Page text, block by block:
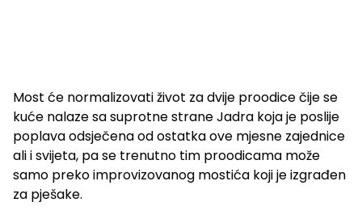
Most će normalizovati život za dvije proodice čije se
kuće nalaze sa suprotne strane Jadra koja je poslije
poplava odsječena od ostatka ove mjesne zajednice
ali i svijeta, pa se trenutno tim proodicama može
samo preko improvizovanog mostića koji je izgrađen
za pješake.